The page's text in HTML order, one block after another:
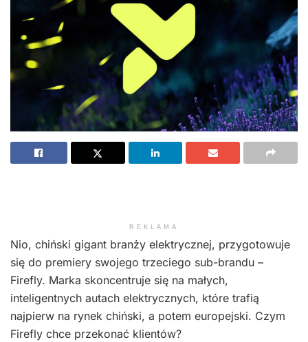
REKLAMA
Nio, chiński gigant branży elektrycznej, przygotowuje
się do premiery swojego trzeciego sub-brandu –
Firefly. Marka skoncentruje się na małych,
inteligentnych autach elektrycznych, które trafią
najpierw na rynek chiński, a potem europejski. Czym
Firefly chce przekonać klientów?